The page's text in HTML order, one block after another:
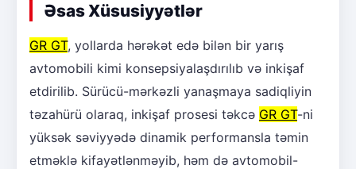
Əsas Xüsusiyyətlər
GR GT, yollarda hərəkət edə bilən bir yarış
avtomobili kimi konsepsiyalaşdırılıb və inkişaf
etdirilib. Sürücü-mərkəzli yanaşmaya sadiqliyin
təzahürü olaraq, inkişaf prosesi təkcə GR GT-ni
yüksək səviyyədə dinamik performansla təmin
etməklə kifayətlənməyib, həm də avtomobil-